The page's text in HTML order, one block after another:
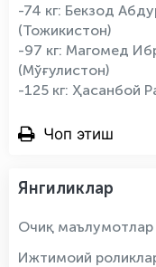
-74 кг: Бекзод
(Тожикистон)
-97 кг: Магомед
(Мўғулистон)
-125 кг: Ҳасанбой
Чоп этиш
Янгиликлар
Очиқ маълумотлар
Ижтимоий